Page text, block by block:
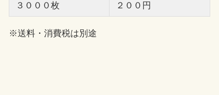
３０００枚 ２００円
※送料・消費税は別途